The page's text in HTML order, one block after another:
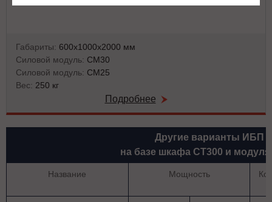
Габариты: 600х1000х2000 мм
Силовой модуль: СМ30
Силовой модуль: СМ25
Вес: 250 кг
Подробнее
Другие варианты ИБП
на базе шкафа СТ300 и
Название Мощность